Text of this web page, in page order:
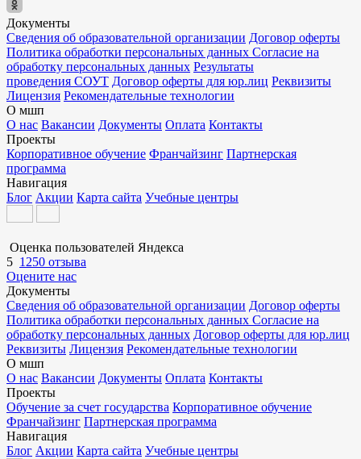
Документы
Сведения об образовательной организации Договор оферты
Политика обработки персональных данных Согласие на
обработку персональных данных Результаты
проведения СОУТ Договор оферты для юр.лиц Реквизиты
Лицензия Рекомендательные технологии
О мшп
О нас Вакансии Документы Оплата Контакты
Проекты
Корпоративное обучение Франчайзинг Партнерская
программа
Навигация
Блог Акции Карта сайта Учебные центры
Оценка пользователей Яндекса
5 1250 отзыва
Оцените нас
Документы
Сведения об образовательной организации Договор оферты
Политика обработки персональных данных Согласие на
обработку персональных данных Договор оферты для юр.лиц
Реквизиты Лицензия Рекомендательные технологии
О мшп
О нас Вакансии Документы Оплата Контакты
Проекты
Обучение за счет государства Корпоративное обучение
Франчайзинг Партнерская программа
Навигация
Блог Акции Карта сайта Учебные центры